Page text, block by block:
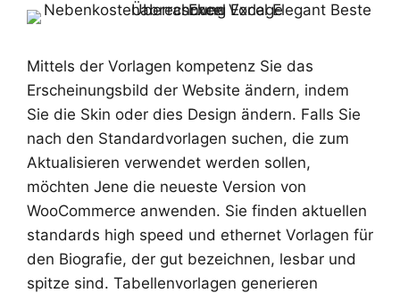
Mittels der Vorlagen kompetenz Sie das
Erscheinungsbild der Website ändern, indem
Sie die Skin oder dies Design ändern. Falls Sie
nach den Standardvorlagen suchen, die zum
Aktualisieren verwendet werden sollen,
möchten Jene die neueste Version von
WooCommerce anwenden. Sie finden aktuellen
standards high speed und ethernet Vorlagen für
den Biografie, der gut bezeichnen, lesbar und
spitze sind. Tabellenvorlagen generieren